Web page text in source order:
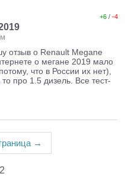
+6 / -4
отзыв о Renault Megane
о мегане 2019 мало
что в России их нет),
про 1.5 дизель. Все тест-
→
2